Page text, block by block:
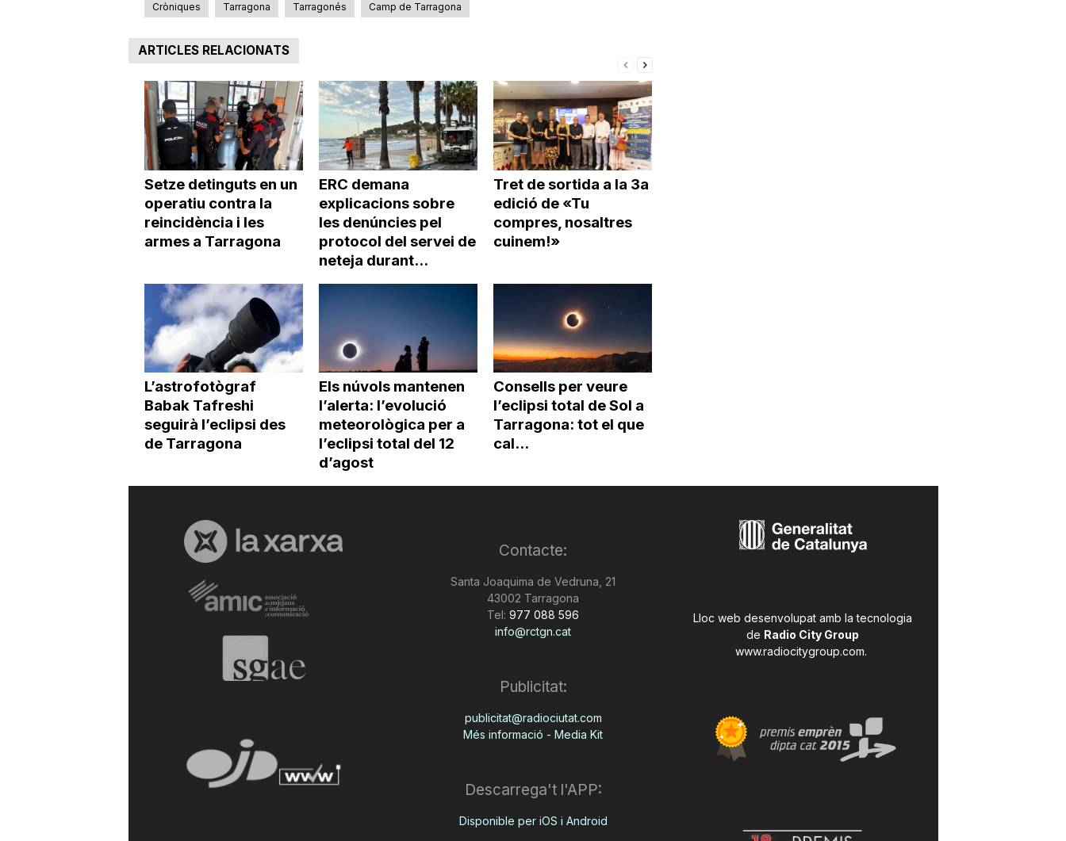
Cròniques Tarragona Tarragonés Camp de Tarragona
ARTICLES RELACIONATS
Setze detinguts en un
operatiu contra la
reincidència i les
armes a Tarragona
ERC demana
explicacions sobre
les denúncies pel
protocol del servei de
neteja durant...
Tret de sortida a la 3a
edició de «Tu
compres, nosaltres
cuinem!»
L’astrofotògraf
Babak Tafreshi
seguirà l’eclipsi des
de Tarragona
Els núvols mantenen
l’alerta: l’evolució
meteorològica per a
l’eclipsi total del 12
d’agost
Consells per veure
l’eclipsi total de Sol a
Tarragona: tot el que
cal...
Contacte:
Santa Joaquima de Vedruna, 21
43002 Tarragona
Tel: 977 088 596
info@rctgn.cat
Publicitat:
publicitat@radiociutat.com
Més informació - Media Kit
Descarrega't l'APP:
Disponible per iOS i Android
Lloc web desenvolupat amb la tecnologia
de Radio City Group
www.radiocitygroup.com.